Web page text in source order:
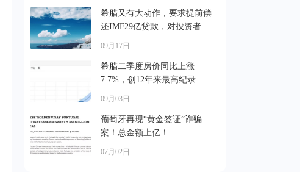
希腊又有大动作，要求提前偿
还IMF29亿贷款，对投资者有
09月17日
希腊二季度房价同比上涨
7.7%，创12年来最高纪录
09月03日
葡萄牙再现“黄金签证”诈骗
案！总金额上亿！
07月02日